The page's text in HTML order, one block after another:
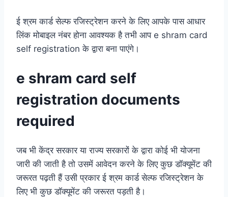
ई श्रम कार्ड सेल्फ रजिस्ट्रेशन करने के लिए आपके पास आधार
लिंक मोबाइल नंबर होना आवश्यक है तभी आप e shram card
self registration के द्वारा बना पाएंगे।
e shram card self
registration documents
required
जब भी केंद्र सरकार या राज्य सरकारों के द्वारा कोई भी योजना
जारी की जाती है तो उसमें आवेदन करने के लिए कुछ डॉक्यूमेंट की
जरूरत पढ़ती हैं उसी प्रकार ई श्रम कार्ड सेल्फ रजिस्ट्रेशन के
लिए भी कुछ डॉक्यूमेंट की जरूरत पड़ती है।